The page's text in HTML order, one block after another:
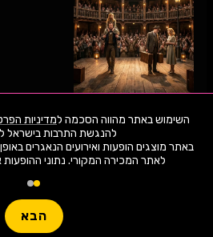
השימוש באתר מהווה הסכמה למדיניות
באתר מוצגים הופעות ואירועים הנאגרים
לאתר המכירה המקורי. נתוני
הבא
חפשו
מישהו שר את זה
קודם